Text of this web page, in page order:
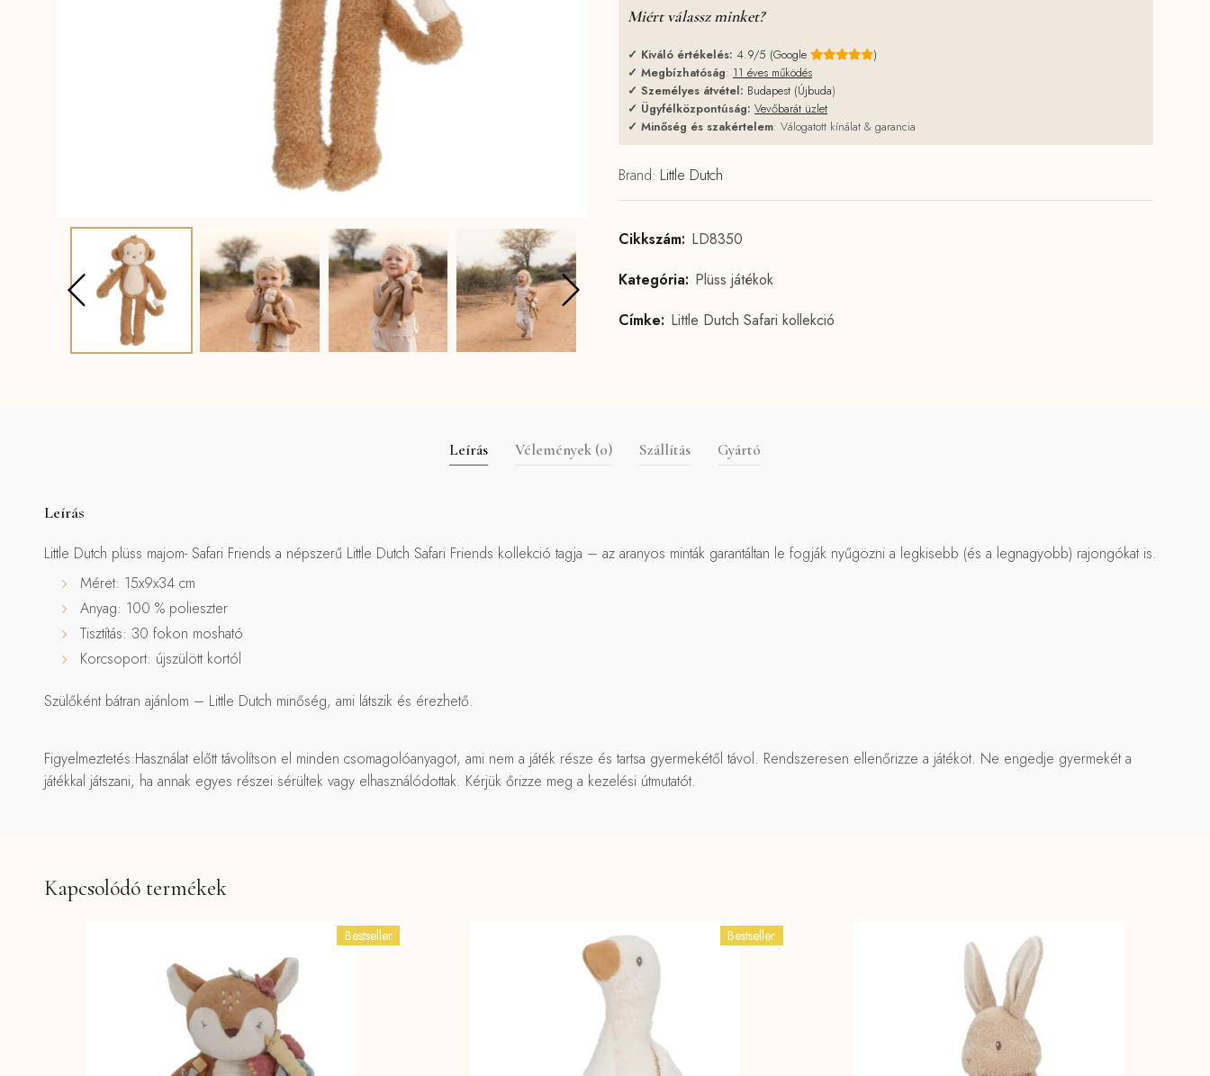
Miért válassz minket?
✓ Kiváló értékelés: 4.9/5 (Google
)
✓ Megbízhatóság: 11 éves működés
✓ Személyes átvétel: Budapest (Újbuda)
✓ Ügyfélközpontúság: Vevőbarát üzlet
✓ Minőség és szakértelem: Válogatott kínálat & garancia
Brand: Little Dutch
Cikkszám: LD8350
Kategória: Plüss játékok
Címke: Little Dutch Safari kollekció
Leírás Vélemények (0) Szállítás Gyártó
Leírás
Little Dutch plüss majom- Safari Friends a népszerű Little Dutch Safari Friends kollekció tagja – az aranyos minták garantáltan le fogják nyűgözni a legkisebb (és a legnagyobb) rajongókat is.
Méret: 15x9x34 cm
Anyag: 100 % polieszter
Tisztítás: 30 fokon mosható
Korcsoport: újszülött kortól
Szülőként bátran ajánlom – Little Dutch minőség, ami látszik és érezhető.
Figyelmeztetés:Használat előtt távolítson el minden csomagolóanyagot, ami nem a játék része és tartsa gyermekétől távol. Rendszeresen ellenőrizze a játékot. Ne engedje gyermekét a
játékkal játszani, ha annak egyes részei sérültek vagy elhasználódottak. Kérjük őrizze meg a kezelési útmutatót.
Kapcsolódó termékek
Bestseller Bestseller